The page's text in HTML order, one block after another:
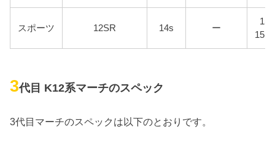
スポーツ 12SR 14s ー
3代目 K12系マーチのスペック
3代目マーチのスペックは以下のとおりです。